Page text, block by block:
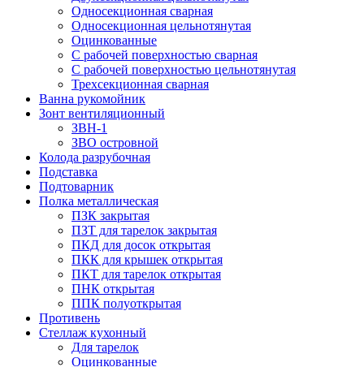
Односекционная сварная
Односекционная цельнотянутая
Оцинкованные
С рабочей поверхностью сварная
С рабочей поверхностью цельнотянутая
Трехсекционная сварная
Ванна рукомойник
Зонт вентиляционный
ЗВН-1
ЗВО островной
Колода разрубочная
Подставка
Подтоварник
Полка металлическая
ПЗК закрытая
ПЗТ для тарелок закрытая
ПКД для досок открытая
ПКК для крышек открытая
ПКТ для тарелок открытая
ПНК открытая
ППК полуоткрытая
Противень
Стеллаж кухонный
Для тарелок
Оцинкованные